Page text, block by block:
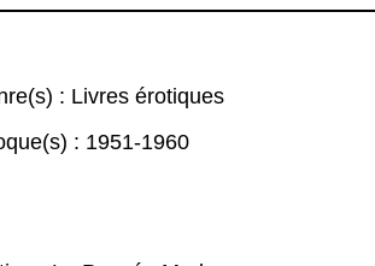
: Livres érotiques
: 1951-1960